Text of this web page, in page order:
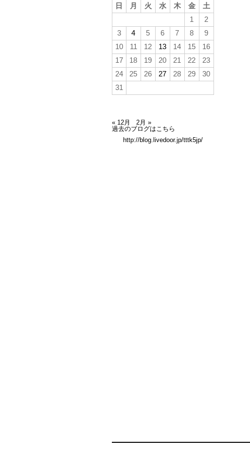
日
月 火 水 木 金
土
1
2
3
4 5 6 7 8
9
10
11 12 13 14 15
16
17
18 19 20 21 22
23
24
25 26 27 28 29
30
31
« 12月
2月 »
過去のブログはこちら
http://blog.livedoor.jp/tttk5jp/